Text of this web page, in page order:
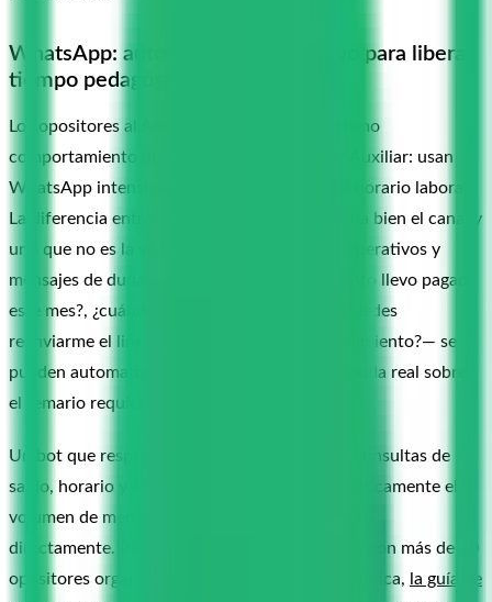
WhatsApp: automatizar lo operativo para liberar
tiempo pedagógico
Los opositores al Administrativo tienen el mismo
comportamiento que los de Justicia o los de Auxiliar: usan
WhatsApp intensivamente, incluso fuera del horario laboral.
La diferencia entre un preparador que gestiona bien el canal y
uno que no es la separación entre mensajes operativos y
mensajes de duda real. Los operativos —¿cuánto llevo pagado
este mes?, ¿cuándo es la próxima tutoría?, ¿puedes
reenviarme el link de las flashcards de procedimiento?— se
pueden automatizar completamente. Los de duda real sobre
el temario requieren tu tiempo y tu criterio.
Un bot que responda automáticamente a las consultas de
saldo, horario y acceso al material reduce drásticamente el
volumen de mensajes que tienes que atender tú
directamente. Para ver cómo los preparadores con más de 40
opositores organizan esta separación en la práctica, la guía de